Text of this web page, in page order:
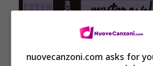
nuovecanzoni.com asks for